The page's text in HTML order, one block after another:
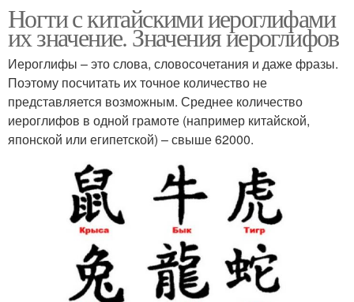
Ногти с китайскими иероглифами
их значение. Значения иероглифов
Иероглифы – это слова, словосочетания и даже фразы.
Поэтому посчитать их точное количество не
представляется возможным. Среднее количество
иероглифов в одной грамоте (например китайской,
японской или египетской) – свыше 62000.